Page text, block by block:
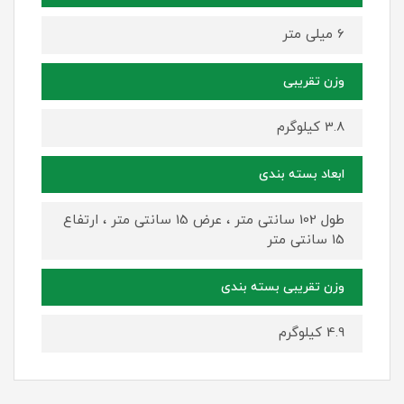
6 میلی متر
وزن تقریبی
3.8 کیلوگرم
ابعاد بسته بندی
طول 102 سانتی متر ، عرض 15 سانتی متر ، ارتفاع
15 سانتی متر
وزن تقریبی بسته بندی
4.9 کیلوگرم